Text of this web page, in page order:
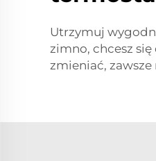
Utrzymuj
zimno, chcesz
zmieniać,